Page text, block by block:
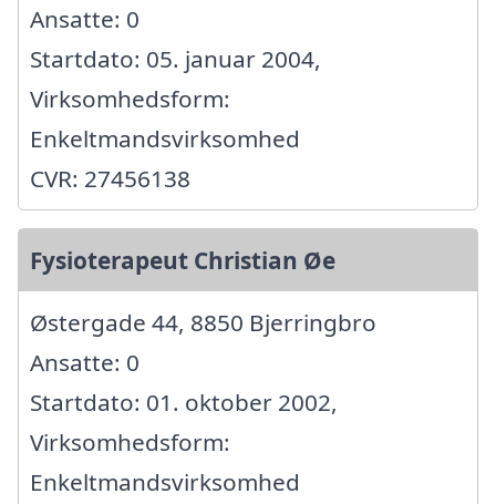
Ansatte: 0
Startdato: 05. januar 2004,
Virksomhedsform:
Enkeltmandsvirksomhed
CVR: 27456138
Fysioterapeut Christian Øe
Østergade 44, 8850 Bjerringbro
Ansatte: 0
Startdato: 01. oktober 2002,
Virksomhedsform:
Enkeltmandsvirksomhed